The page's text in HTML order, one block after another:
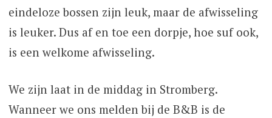
eindeloze bossen zijn leuk, maar de afwisseling
is leuker. Dus af en toe een dorpje, hoe suf ook,
is een welkome afwisseling.
We zijn laat in de middag in Stromberg.
Wanneer we ons melden bij de B&B is de